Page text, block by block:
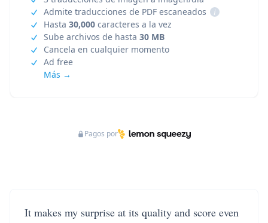
Admite traducciones de PDF escaneados
i
Hasta 30,000 caracteres a la vez
Sube archivos de hasta 30 MB
Cancela en cualquier momento
Ad free
Más →
Pagos por
It makes my surprise at its quality and score even